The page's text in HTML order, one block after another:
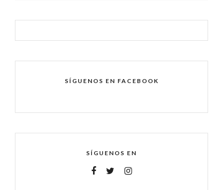
SÍGUENOS EN FACEBOOK
SÍGUENOS EN